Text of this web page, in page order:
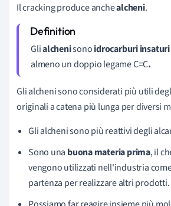
Il cracking produce anchealcheni.
Glialchenisonoidrocarburi insaturi
almeno un doppio legameC=C.
Gli alcheni sono considerati più utili
originali a catena più lunga per diversi
Gli alcheni sono più reattivi degli
Sono una buona materia prima, il
vengono utilizzati nell'industria
partenza per realizzare altri prodotti.